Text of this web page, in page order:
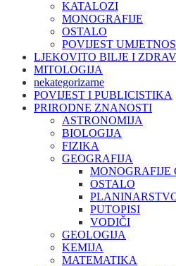
KATALOZI
MONOGRAFIJE
OSTALO
POVIJEST
LJEKOVITO BILJE I
MITOLOGIJA
nekategorizarne
POVIJEST I PUBLICISTIKA
PRIRODNE ZNANOSTI
ASTRONOMIJA
BIOLOGIJA
FIZIKA
GEOGRAFIJA
MONOGRAFIJE
OSTALO
PUTOPISI
VODIČI
GEOLOGIJA
KEMIJA
MATEMATIKA